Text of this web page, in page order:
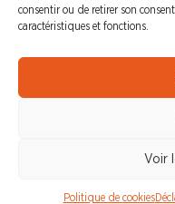
consentir ou de retirer son
caractéristiques et fonctions.
Voir
Politique de cookies
© CFDT Orange |